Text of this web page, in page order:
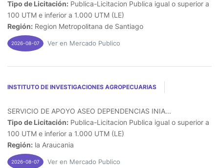
Tipo de Licitación: Publica-Licitacion Publica igual o superior a
100 UTM e inferior a 1.000 UTM (LE)
Región: Region Metropolitana de Santiago
2026-08-07 Ver en Mercado Publico
INSTITUTO DE INVESTIGACIONES AGROPECUARIAS
SERVICIO DE APOYO ASEO DEPENDENCIAS INIA...
Tipo de Licitación: Publica-Licitacion Publica igual o superior a
100 UTM e inferior a 1.000 UTM (LE)
Región: la Araucania
2026-08-07 Ver en Mercado Publico